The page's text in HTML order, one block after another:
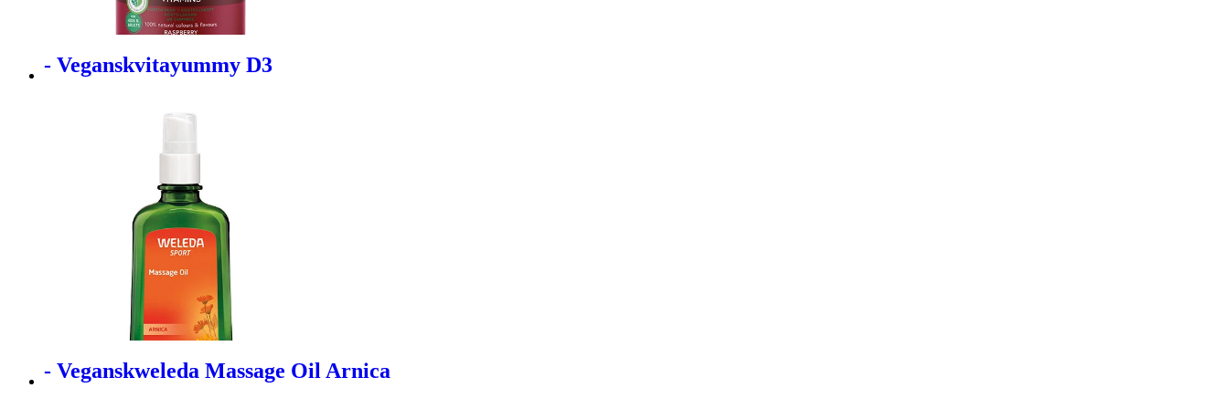
- Veganskvitayummy D3
- Veganskweleda Massage Oil Arnica